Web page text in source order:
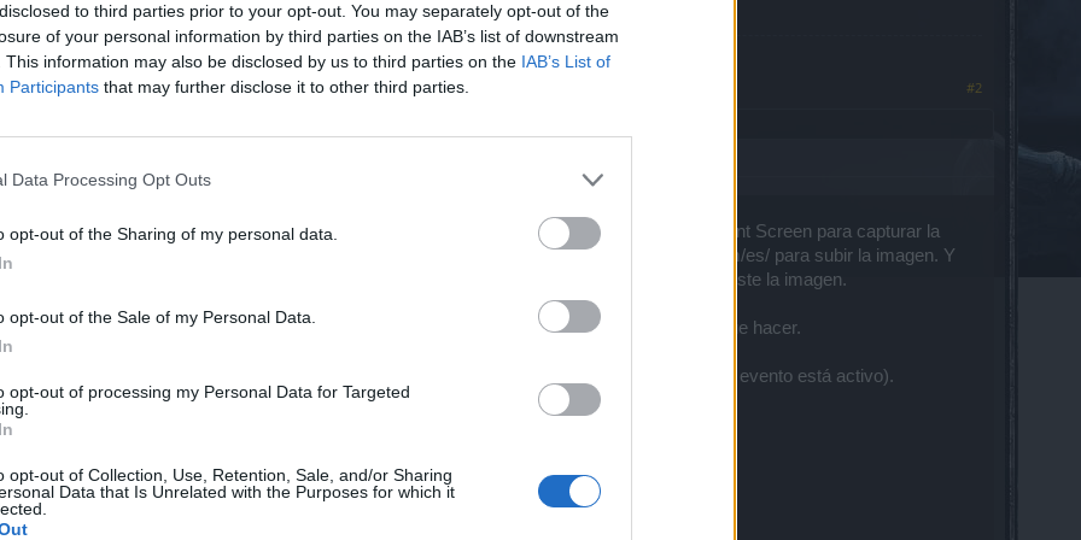
to third parties prior to your opt-out. You may separately opt-out of the
of your personal information by third parties on the IAB’s list of downstream
This information may also be disclosed by us to third parties on the IAB’s List of
Participants that may further disclose it to other third parties.
Data Processing Opt Outs
opt-out of the Sharing of my personal data.
opt-out of the Sale of my Personal Data.
opt-out of processing my Personal Data for Targeted
opt-out of Collection, Use, Retention, Sale, and/or Sharing
Data that Is Unrelated with the Purposes for which it
al respecto que lo haga. Gracias
grausam sein sollte wie die Natur"
#2
de la misión y colocarla aquí seria más fácil decirte que hay que hacer. Usa la tecla Print Screen para capturar la
y en el menú le das Pegar. Salva la imagen como JPG. Luego usas la página imgfz.com/es/ para subir la imagen. Y
te sale unos iconos y le das en IMAGE, allí colocas el link que te da la página donde subiste la imagen.
que tienes que hablar con alguien, vas a esa persona y le das click, así te dice que hay que hacer.
misiones que hay que hacer de día (cuando no esta activo el evento) y de noche (cuando el evento está activo).
de Plata Brillantes que las necesitas para el segundo mapa de Luna Sanguina: